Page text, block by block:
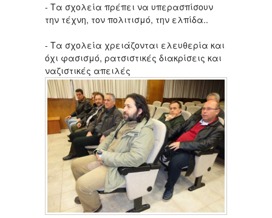
- Τα σχολεία πρέπει να υπερασπίσουν
την τέχνη, τον πολιτισμό, την ελπίδα..
- Τα σχολεία χρειάζονται ελευθερία και
όχι φασισμό, ρατσιστικές διακρίσεις και
ναζιστικές απειλές